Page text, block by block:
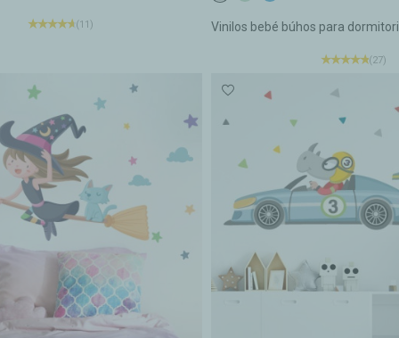
(11) Vinilos bebé búhos para
(27)